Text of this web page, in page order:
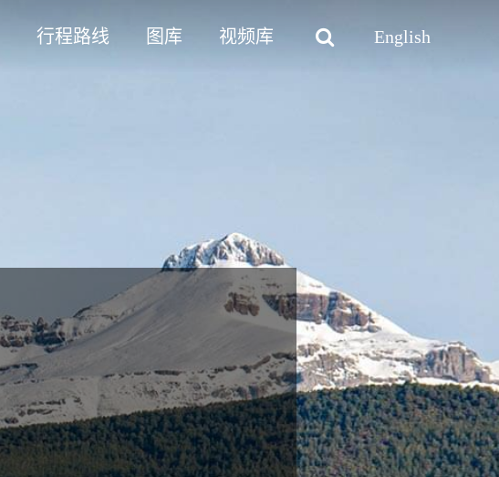
行程路线 图库 视频库 English